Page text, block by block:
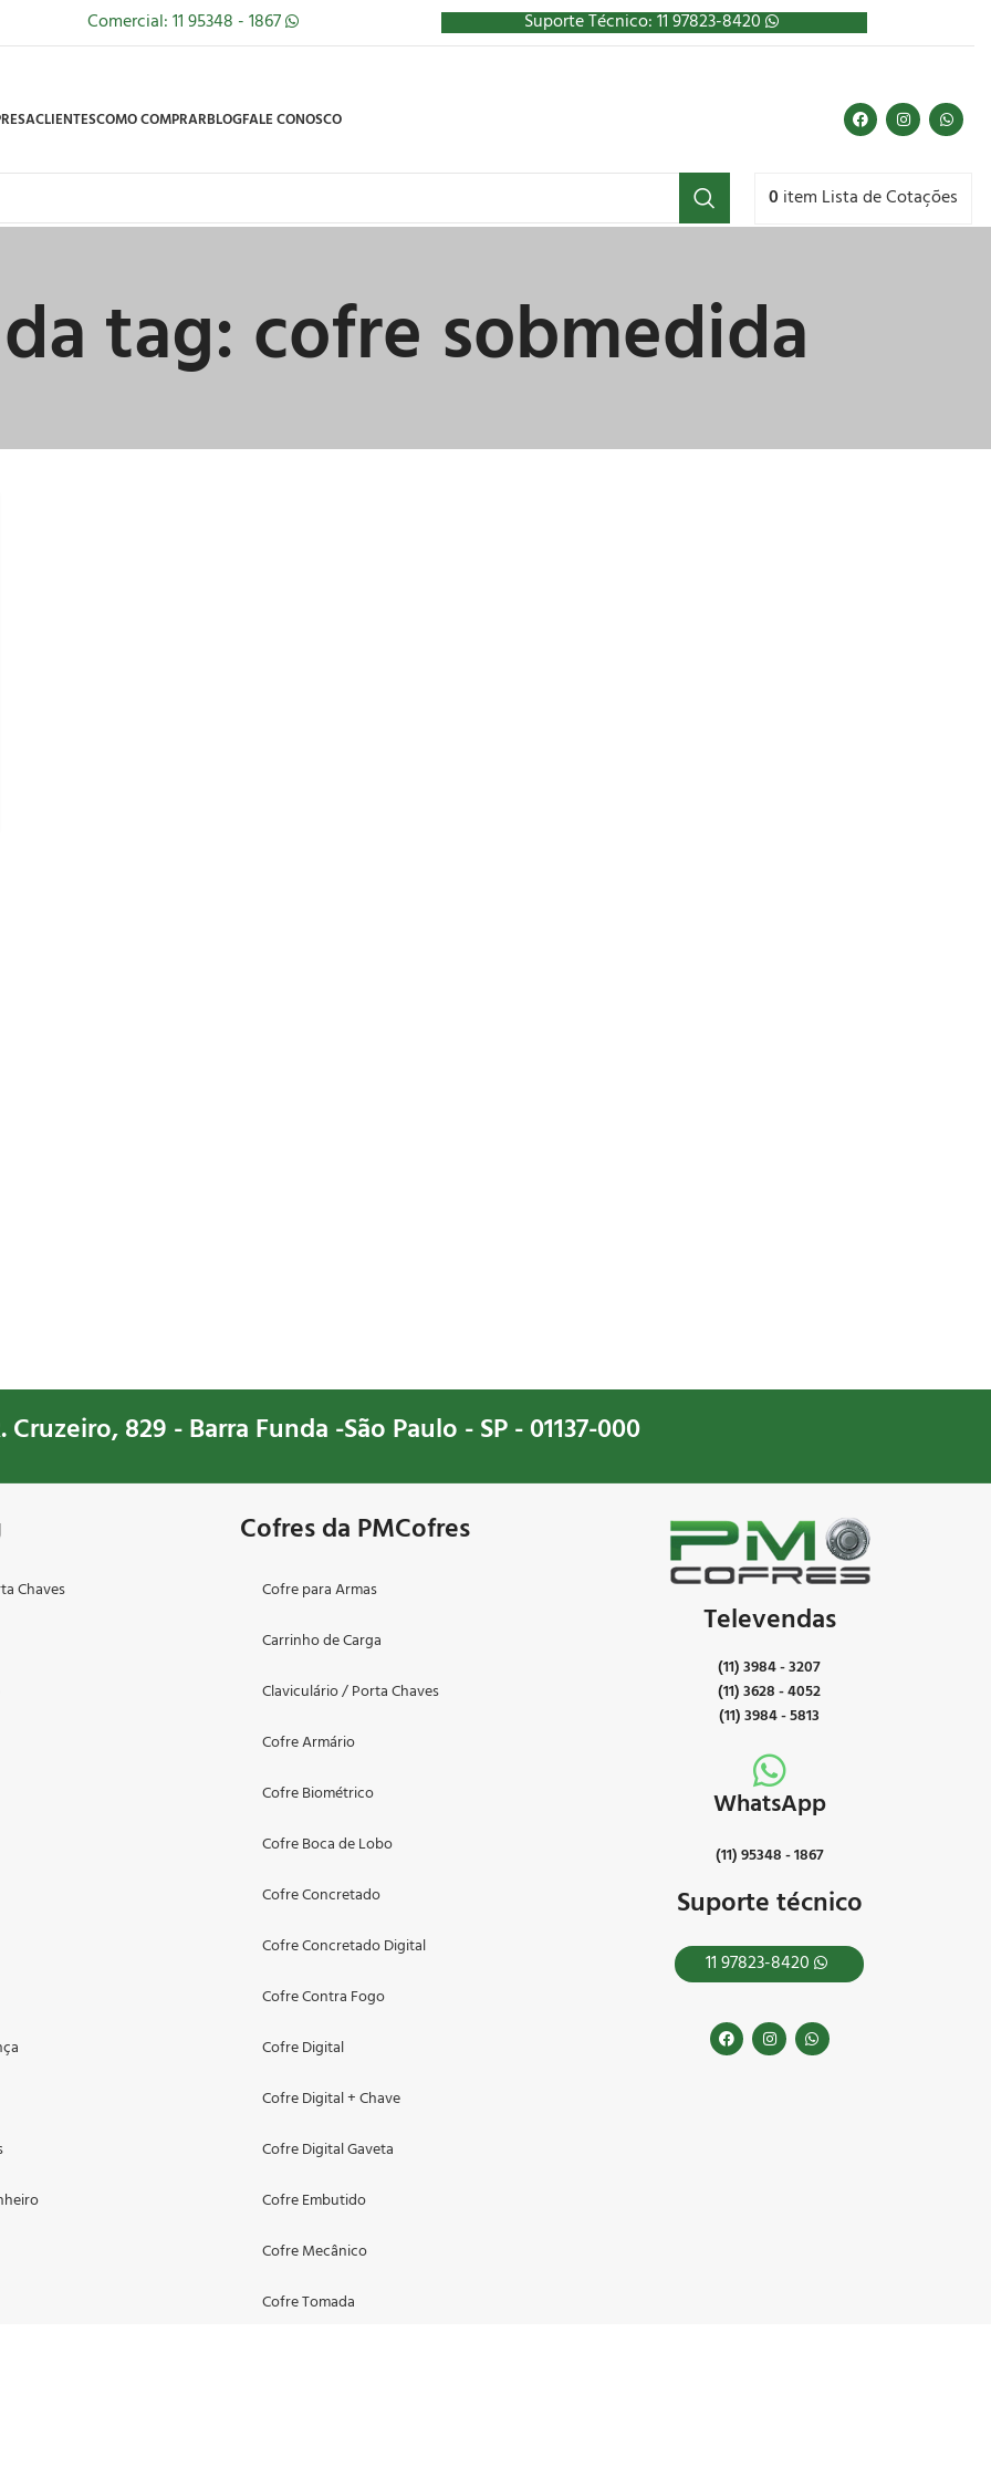
Comercial: 11 95348 - 1867 Suporte Técnico: 11 97823-8420
CLIENTESCOMO COMPRARBLOGFALE CONOSCO
0 item Lista de Cotações
tag: cofre sobmedida
Cruzeiro, 829 - Barra Funda -São Paulo - SP - 01137-000
Chaves
Cofres da PMCofres
Cofre para Armas
Carrinho de Carga
Claviculário / Porta Chaves
Cofre Armário
Cofre Biométrico
Cofre Boca de Lobo
Cofre Concretado
Cofre Concretado Digital
Cofre Contra Fogo
Cofre Digital
Cofre Digital + Chave
Cofre Digital Gaveta
Cofre Embutido
Cofre Mecânico
Cofre Tomada
Televendas
(11) 3984 - 3207
(11) 3628 - 4052
(11) 3984 - 5813
WhatsApp
(11) 95348 - 1867
Suporte técnico
11 97823-8420